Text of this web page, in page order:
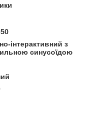
інтерактивний з
синусоїдою